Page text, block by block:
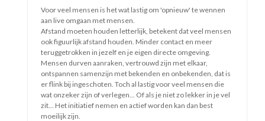
Totdat...je te lang wegkijkt... en ineens blijkt dat dingen niet
meer werken zoals je dacht. Zo kon er op de oude website